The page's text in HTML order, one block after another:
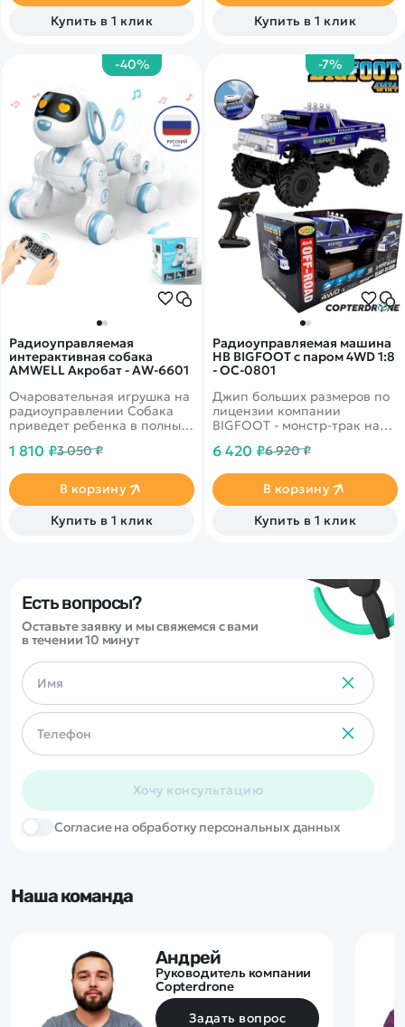
коллекторным мотором.
Поднимающиеся фары со
Встроенный гироскоп для
курсовой устойчивости во
время дрифт заездов.
Купить в 1 клик
машины открываются,
имеются упоры.
Купить в 1 клик
-40%
Радиоуправляемая
интерактивная собака
AMWELL Акробат - AW-6601
Очаровательная игрушка на
радиоуправлении Собака
приведет ребенка в полный
весело и интересно.
1 810 ₽3 050 ₽
В корзину
Купить в 1 клик
-7%
Радиоуправляемая машина
HB BIGFOOT с паром 4WD 1:8
- OC-0801
Джип больших размеров по
лицензии компании
BIGFOOT - монстр-трак на
участвуют в шоу и гонках,
автомобили. Игрушка на
радиоуправлении имеет
полу-пропорциональное
управление, большие
управления подойдет
любому ребенку. В
комплекте есть все что
необходимо для езды!
6 420 ₽6 920 ₽
В корзину
Купить в 1 клик
Есть вопросы?
Оставьте заявку и мы свяжемся с вами
в течении 10 минут
Хочу консультацию
Cогласие на обработку персональных данных
Наша команда
Андрей
Руководитель компании
Copterdrone
Задать вопрос